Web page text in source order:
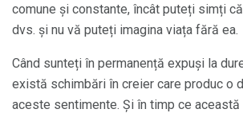
comune și constante, încât puteți simți
dvs. și nu vă puteți imagina viața fără ea.
Când sunteți în permanență expuși la
există schimbări în creier care produc o
aceste sentimente. Și în timp ce